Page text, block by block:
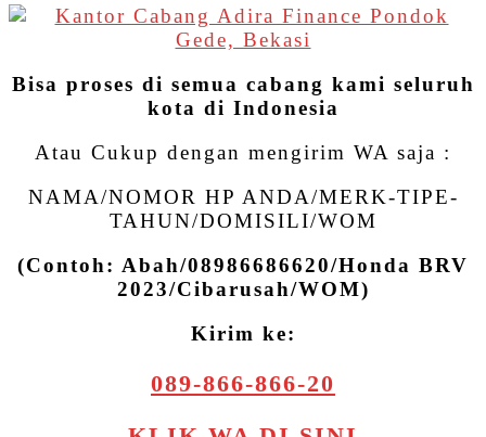
Bisa proses di semua cabang kami seluruh
kota di Indonesia
Atau Cukup dengan mengirim WA saja :
NAMA/NOMOR HP ANDA/MERK-TIPE-
TAHUN/DOMISILI/WOM
(Contoh: Abah/08986686620/Honda BRV
2023/Cibarusah/WOM)
Kirim ke:
089-866-866-20